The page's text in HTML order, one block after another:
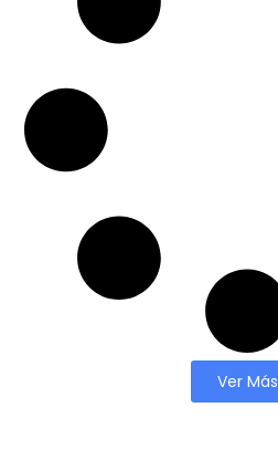
Ver Más